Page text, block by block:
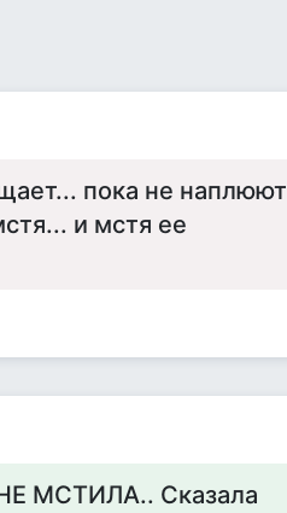
пока не наплюют
и мстя ее
МСТИЛА.. Сказала